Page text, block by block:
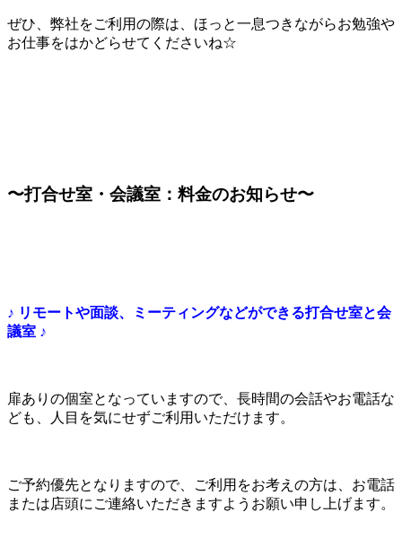
ぜひ、弊社をご利用の際は、ほっと一息つきながらお勉強や
お仕事をはかどらせてくださいね☆
〜打合せ室・会議室：料金のお知らせ〜
♪ リモートや面談、ミーティングなどができる打合せ室と会
議室 ♪
扉ありの個室となっていますので、長時間の会話やお電話な
ども、人目を気にせずご利用いただけます。
ご予約優先となりますので、ご利用をお考えの方は、お電話
または店頭にご連絡いただきますようお願い申し上げます。